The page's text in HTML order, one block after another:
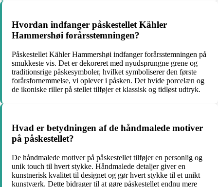
Hvordan indfanger påskestellet Kähler
Hammershøi forårsstemningen?
Påskestellet Kähler Hammershøi indfanger forårsstemningen på
smukkeste vis. Det er dekoreret med nyudsprungne grene og
traditionsrige påskesymboler, hvilket symboliserer den første
forårsfornemmelse, vi oplever i påsken. Det hvide porcelæn og
de ikoniske riller på stellet tilføjer et klassisk og tidløst udtryk.
Hvad er betydningen af de håndmalede motiver
på påskestellet?
De håndmalede motiver på påskestellet tilføjer en personlig og
unik touch til hvert stykke. Håndmalede detaljer giver en
kunstnerisk kvalitet til designet og gør hvert stykke til et unikt
kunstværk. Dette bidrager til at gøre påskestellet endnu mere